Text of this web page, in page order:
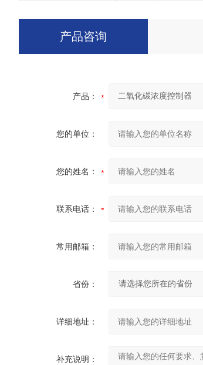
产品咨询
产品：
您的单位：
您的姓名：
联系电话：
常用邮箱：
省份：
详细地址：
补充说明：